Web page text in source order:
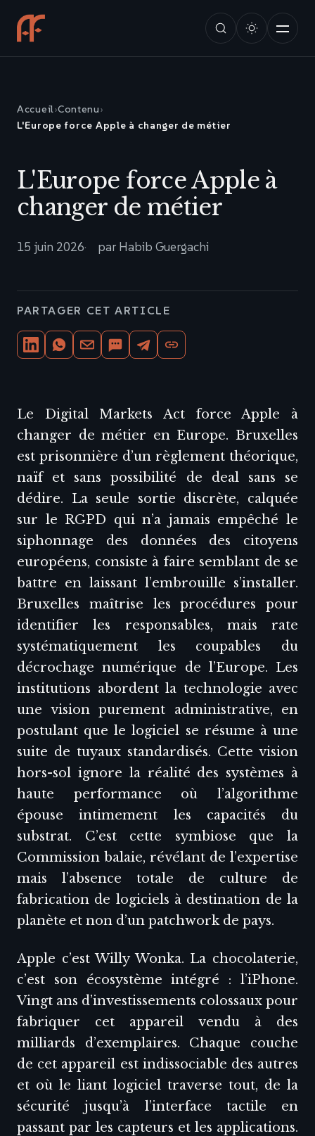
Accueil›Contenu›
L'Europe force Apple à changer de métier
L'Europe force Apple à
changer de métier
15 juin 2026 par Habib Guergachi
PARTAGER CET ARTICLE
Le Digital Markets Act force Apple à
changer de métier en Europe. Bruxelles
est prisonnière d’un règlement théorique,
naïf et sans possibilité de deal sans se
dédire. La seule sortie discrète, calquée
sur le RGPD qui n’a jamais empêché le
siphonnage des données des citoyens
européens, consiste à faire semblant de se
battre en laissant l’embrouille s’installer.
Bruxelles maîtrise les procédures pour
identifier les responsables, mais rate
systématiquement les coupables du
décrochage numérique de l’Europe. Les
institutions abordent la technologie avec
une vision purement administrative, en
postulant que le logiciel se résume à une
suite de tuyaux standardisés. Cette vision
hors-sol ignore la réalité des systèmes à
haute performance où l’algorithme
épouse intimement les capacités du
substrat. C’est cette symbiose que la
Commission balaie, révélant de l’expertise
mais l’absence totale de culture de
fabrication de logiciels à destination de la
planète et non d’un patchwork de pays.
Apple c’est Willy Wonka. La chocolaterie,
c’est son écosystème intégré : l’iPhone.
Vingt ans d’investissements colossaux pour
fabriquer cet appareil vendu à des
milliards d’exemplaires. Chaque couche
de cet appareil est indissociable des autres
et où le liant logiciel traverse tout, de la
sécurité jusqu’à l’interface tactile en
passant par les capteurs et les applications.